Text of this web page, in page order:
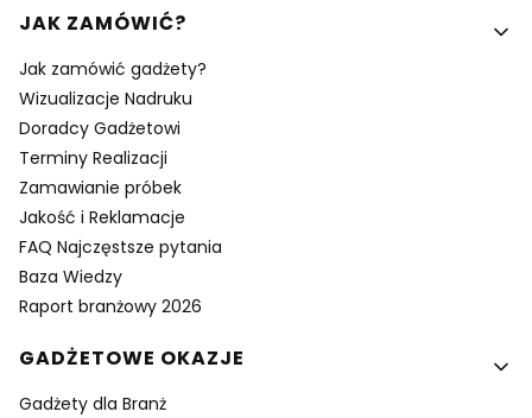
Linki w stopce
JAK ZAMÓWIĆ?
Jak zamówić gadżety?
Wizualizacje Nadruku
Doradcy Gadżetowi
Terminy Realizacji
Zamawianie próbek
Jakość i Reklamacje
FAQ Najczęstsze pytania
Baza Wiedzy
Raport branżowy 2026
GADŻETOWE OKAZJE
Gadżety dla Branż